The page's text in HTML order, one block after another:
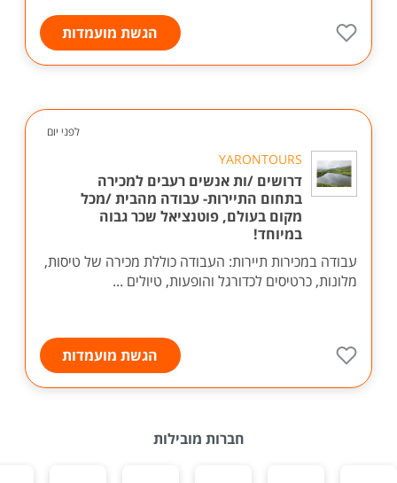
הגשת מועמדות
לפני יום
YARONTOURS
דרושים /ות אנשים רעבים למכירה
בתחום התיירות- עבודה מהבית /מכל
מקום בעולם, פוטנציאל שכר גבוה
במיוחד!
עבודה במכירות תיירות: העבודה כוללת מכירה של טיסות,
מלונות, כרטיסים לכדורגל והופעות, טיולים ...
הגשת מועמדות
חברות מובילות